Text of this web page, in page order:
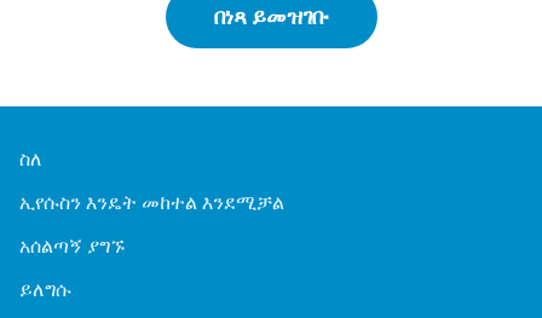
በነጻ ይመዝገቡ
ስለ
ኢየሱስን እንዴት መከተል እንደሚቻል
አሰልጣኝ ያግኙ
ይለግሱ